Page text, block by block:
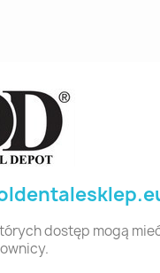
dostęp mogą